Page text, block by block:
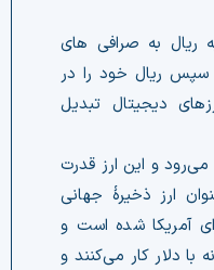
ریال به صرافی های
سپس ریال خود را در
دیجیتال تبدیل
می‌رود و این ارز قدرت
ارز ذخیرهٔ جهانی
آمریکا شده است و
با دلار کار می‌کنند و